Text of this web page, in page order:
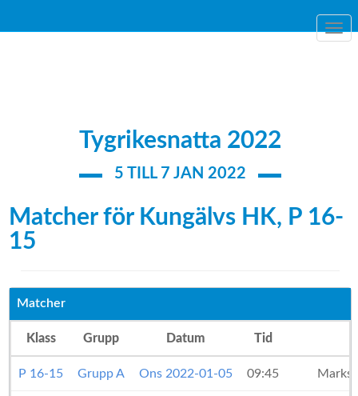
Tygrikesnatta 2022
5 TILL 7 JAN 2022
Matcher för Kungälvs HK, P 16-
15
Matcher
Klass Grupp Datum Tid
P 16-15 Grupp A Ons 2022-01-05 09:45 Marks